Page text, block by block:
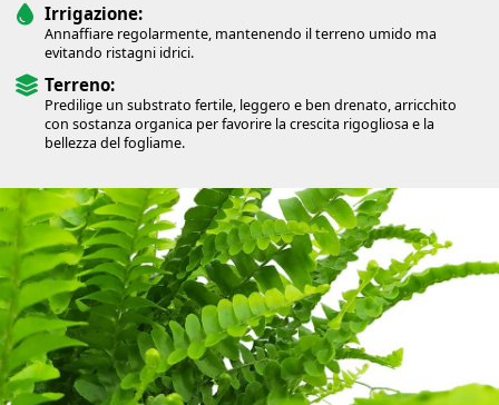
Irrigazione:
Annaffiare regolarmente, mantenendo il terreno umido ma
evitando ristagni idrici.
Terreno:
Predilige un substrato fertile, leggero e ben drenato, arricchito
con sostanza organica per favorire la crescita rigogliosa e la
bellezza del fogliame.